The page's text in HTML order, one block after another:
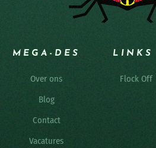
MEGA-DES
Over ons
Blog
Contact
Vacatures
LINKS
Flock Off